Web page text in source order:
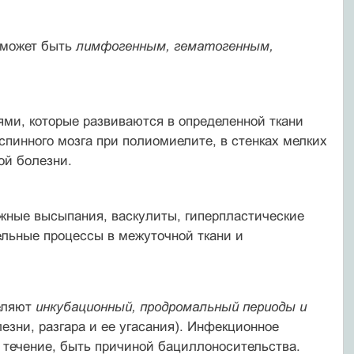
может бытьлимфогенным, гематогенным,
которые развиваются в определенной ткани
мозга при полиомиелите, в стенках мелких
болезни.
высыпания, васкулиты, гиперпластические
процессы в межуточной ткани и
инкубационный, продромальный периоды и
разгара и ее угасания). Инфекционное
быть причиной бациллоносительства.